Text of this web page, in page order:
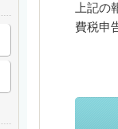
上記
費税申